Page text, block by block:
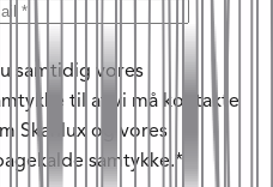
samtidig vores
til at vi må kontakte
Skanlux og vores
samtykke.*